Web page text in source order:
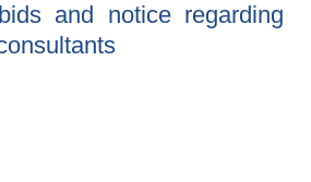
and notice regarding